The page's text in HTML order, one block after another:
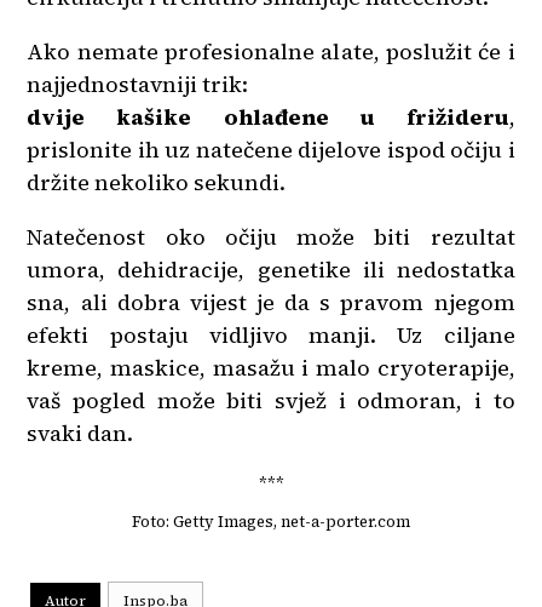
Ako nemate profesionalne alate, poslužit će i
najjednostavniji trik:
dvije kašike ohlađene u frižideru,
prislonite ih uz natečene dijelove ispod očiju i
držite nekoliko sekundi.
Natečenost oko očiju može biti rezultat
umora, dehidracije, genetike ili nedostatka
sna, ali dobra vijest je da s pravom njegom
efekti postaju vidljivo manji. Uz ciljane
kreme, maskice, masažu i malo cryoterapije,
vaš pogled može biti svjež i odmoran, i to
svaki dan.
***
Foto: Getty Images, net-a-porter.com
Autor Inspo.ba